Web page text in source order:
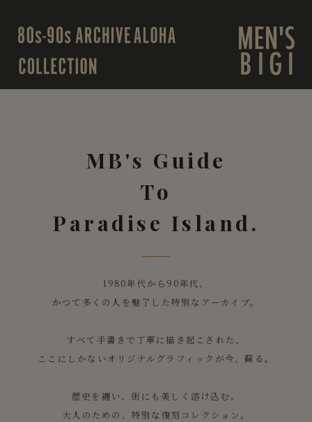
MB's Guide
To
Paradise Island.
1980年代から90年代、
かつて多くの人を魅了した特別なアーカイブ。
すべて手書きで丁寧に描き起こされた、
ここにしかないオリジナルグラフィックが今、蘇る。
歴史を纏い、街にも美しく溶け込む。
大人のための、特別な復刻コレクション。